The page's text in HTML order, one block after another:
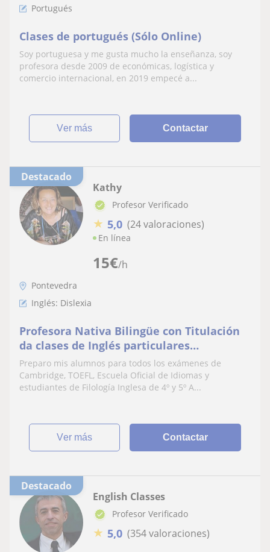
Portugués
Clases de portugués (Sólo Online)
Soy portuguesa y me gusta mucho la enseñanza, soy
profesora desde 2009 de económicas, logística y
comercio internacional, en 2019 empecé a...
ver más Contactar
Destacado
15€/h
Kathy
Profesor Verificado
★ 5,0 (24 valoraciones)
En línea
Pontevedra
Inglés: Dislexia
Profesora Nativa Bilingüe con Titulación
da clases de Inglés particulares
(presencial u online)
Preparo mis alumnos para todos los exámenes de
Cambridge, TOEFL, Escuela Oficial de Idiomas y
estudiantes de Filología Inglesa de 4º y 5º A...
ver más Contactar
Destacado
English Classes
Profesor Verificado
★ 5,0 (354 valoraciones)